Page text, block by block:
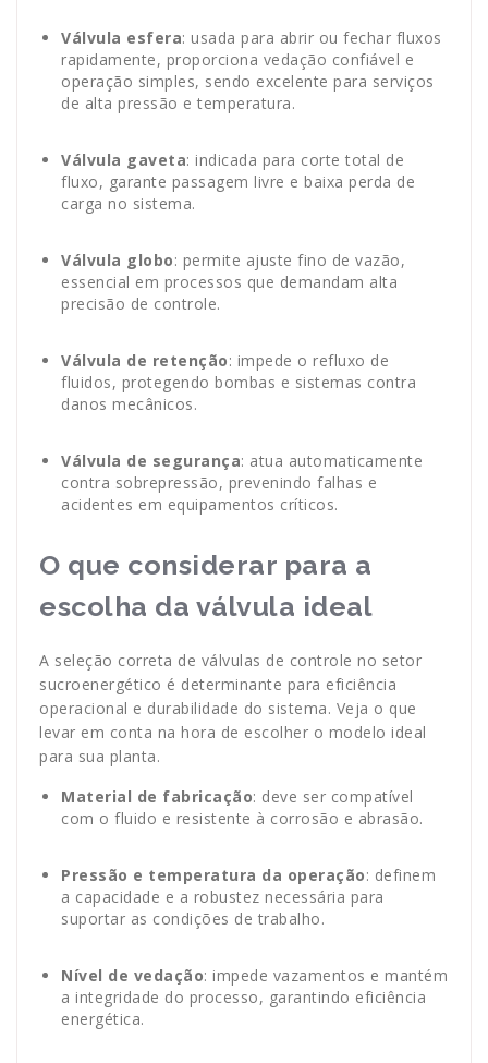
Válvula esfera: usada para abrir ou fechar fluxos
rapidamente, proporciona vedação confiável e
operação simples, sendo excelente para serviços
de alta pressão e temperatura.
Válvula gaveta: indicada para corte total de
fluxo, garante passagem livre e baixa perda de
carga no sistema.
Válvula globo: permite ajuste fino de vazão,
essencial em processos que demandam alta
precisão de controle.
Válvula de retenção: impede o refluxo de
fluidos, protegendo bombas e sistemas contra
danos mecânicos.
Válvula de segurança: atua automaticamente
contra sobrepressão, prevenindo falhas e
acidentes em equipamentos críticos.
O que considerar para a
escolha da válvula ideal
A seleção correta de válvulas de controle no setor
sucroenergético é determinante para eficiência
operacional e durabilidade do sistema. Veja o que
levar em conta na hora de escolher o modelo ideal
para sua planta.
Material de fabricação: deve ser compatível
com o fluido e resistente à corrosão e abrasão.
Pressão e temperatura da operação: definem
a capacidade e a robustez necessária para
suportar as condições de trabalho.
Nível de vedação: impede vazamentos e mantém
a integridade do processo, garantindo eficiência
energética.